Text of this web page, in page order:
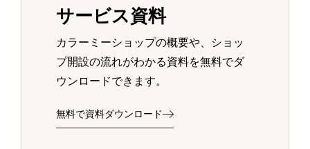
サービス資料
カラーミーショップの概要や、ショッ
プ開設の流れがわかる資料を無料でダ
ウンロードできます。
無料で資料ダウンロード